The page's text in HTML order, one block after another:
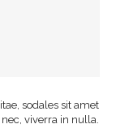
sodales sit amet
viverra in nulla.